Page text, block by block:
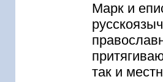
Марк и
так и